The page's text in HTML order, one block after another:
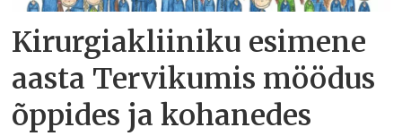
Kirurgiakliiniku esimene
aasta Tervikumis möödus
õppides ja kohanedes